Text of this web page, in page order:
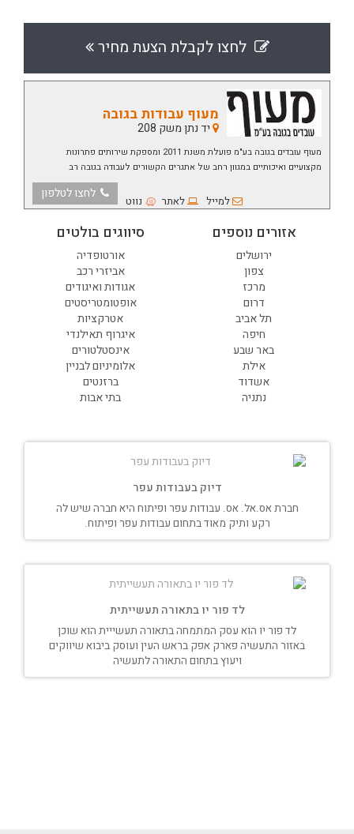
לחצו לקבלת הצעת מחיר
מעוף עבודות בגובה
יד נתן משק 208
מעוף עובדים בגובה בע"מ פועלת משנת 2011 ומספקת שירותים פתרונות
מקצועיים ואיכותיים במגוון רחב של אתגרים הקשורים לעבודה בגובה רב
למייל לאתר נווט לחצו לטלפון
סיווגים בולטים
אורטופדיה
אביזרי רכב
אגודות ואיגודים
אופטומטריסטים
אטרקציות
איגרוף תאילנדי
אינסטלטורים
אלומיניום לבניין
ברזנטים
בתי אבות
אזורים נוספים
ירושלים
צפון
מרכז
דרום
תל אביב
חיפה
באר שבע
אילת
אשדוד
נתניה
דיוק בעבודות עפר
חברת אס.אל. אס. עבודות עפר ופיתוח היא חברה שיש לה
רקע ותיק מאוד בתחום עבודות עפר ופיתוח.
לד פור יו בתאורה תעשייתית
לד פור יו הוא עסק המתמחה בתאורה תעשייית הוא שוכן
באזור התעשיה פארק אפק בראש העין ועוסק ביבוא שיווקים
ויעוץ בתחום התאורה לתעשיה